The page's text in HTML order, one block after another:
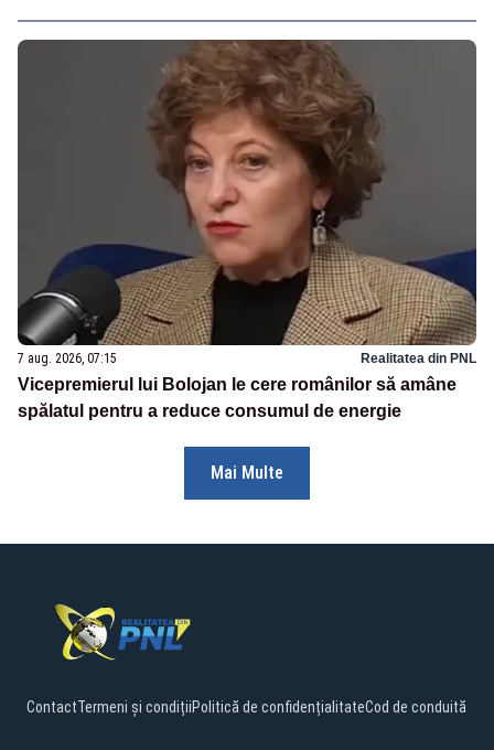
7 aug. 2026, 07:15 Realitatea din PNL
Vicepremierul lui Bolojan le cere românilor să amâne
spălatul pentru a reduce consumul de energie
Mai Multe
ContactTermeni și condițiiPolitică de confidențialitateCod de conduită